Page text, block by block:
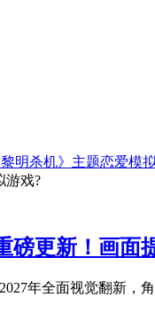
明杀机》主题恋爱模
游戏?
磅更新！画面
年全面视觉翻新